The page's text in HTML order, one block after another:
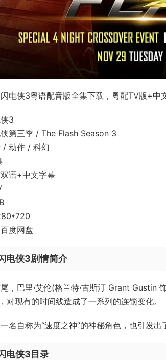
电侠3粤语配音版全集下载，粤配TV版+中
3
第三季 / The Flash Season 3
/ 动作 / 科幻
语+中文字幕
度网盘
电侠3剧情简介
，巴里·艾伦(格兰特·古斯汀 Grant Gustin
对现有的时间线造成了一系列的连锁变化。
名自称为“速度之神”的神秘角色，也引发出
电侠3目录